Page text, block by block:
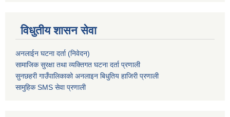
विधुतीय शासन सेवा
अनलाईन घटना दर्ता (निवेदन)
सामाजिक सुरक्षा तथा व्यक्तिगत घटना दर्ताप्रणाली
सुनछहरी गाउँपालिकाको अनलाइन बिधुतिय हाजिरी प्रणाली
सामुहिकSMS सेवाप्रणाली